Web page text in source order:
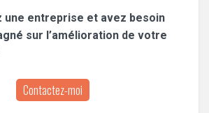
une entreprise et avez besoin
sur l’amélioration de votre
Contactez-moi